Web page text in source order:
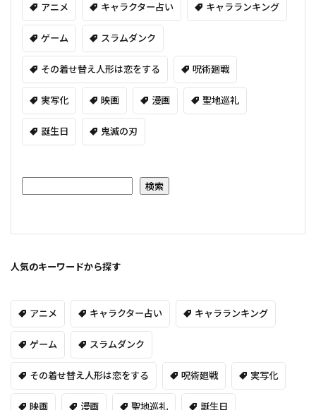
アニメ キャラクター占い キャラランキング
ゲーム スラムダンク
その着せ替え人形は恋をする 呪術廻戦
実写化 映画 漫画 聖地巡礼
誕生日 鬼滅の刃
検索
人気のキーワードから探す
アニメ キャラクター占い キャラランキング
ゲーム スラムダンク
その着せ替え人形は恋をする 呪術廻戦 実写化
映画 漫画 聖地巡礼 誕生日